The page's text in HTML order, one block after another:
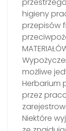
higieny
przepisów
możliwe
Herbarium
przez
Niektóre